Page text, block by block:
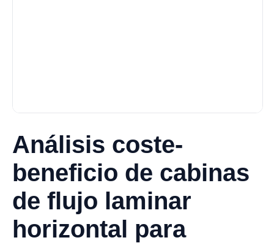
Análisis coste-
beneficio de cabinas
de flujo laminar
horizontal para